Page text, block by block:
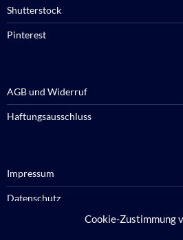
Cookie-Zustimmung
Shutterstock
Pinterest
AGB und Widerruf
Haftungsausschluss
Impressum
Datenschutz
Cookie-Richtlinie / Cookie policy